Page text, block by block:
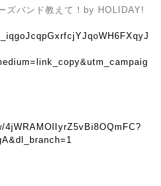
ズバンド教えて！by HOLIDAY!